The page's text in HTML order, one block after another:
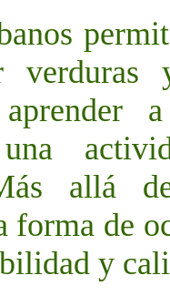
verduras
allá
forma de
y